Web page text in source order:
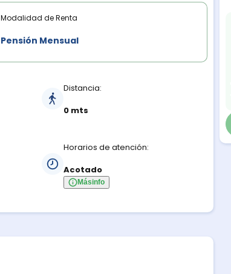
Modalidad de Renta
Pensión Mensual
Distancia:
0 mts
Horarios de atención:
Acotado
Másinfo